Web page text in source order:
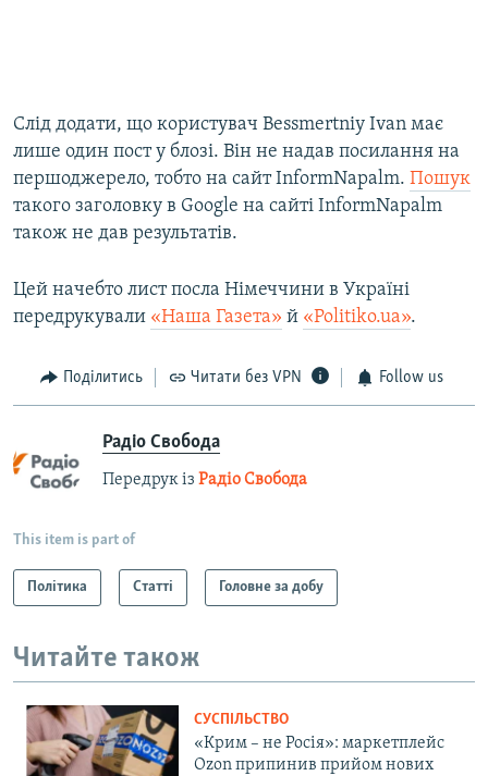
Слід додати, що користувач Bessmertniy Ivan має
лише один пост у блозі. Він не надав посилання на
першоджерело, тобто на сайт InformNapalm. Пошук
такого заголовку в Google на сайті InformNapalm
також не дав результатів.
Цей начебто лист посла Німеччини в Україні
передрукували «Наша Газета» й «Politiko.ua».
Поділитись Читати без VPN Follow us
Радіо Свобода
Передрук із Радіо Свобода
This item is part of
Політика Статті Головне за добу
Читайте також
СУСПІЛЬСТВО
«Крим – не Росія»: маркетплейс
Ozon припинив прийом нових